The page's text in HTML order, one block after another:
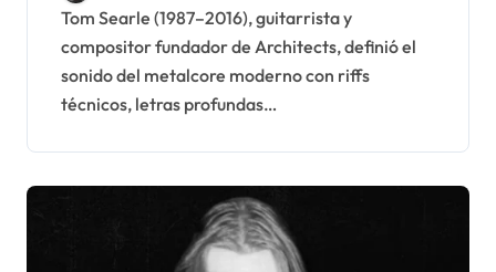
Tom Searle (1987–2016), guitarrista y
compositor fundador de Architects, definió el
sonido del metalcore moderno con riffs
técnicos, letras profundas…